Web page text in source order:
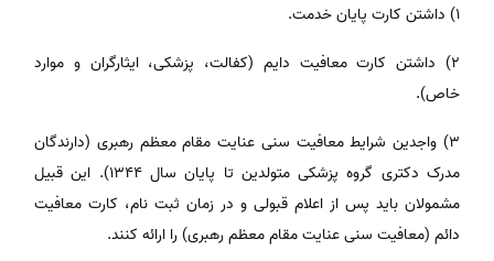
١) داشتن کارت پایان خدمت.
٢) داشتن کارت معافیت دایم (کفالت، پزشکی، ایثارگران و موارد
خاص).
٣) واجدین شرایط معافیت سنی عنایت مقام معظم رهبری (دارندگان
مدرک دکتری گروه پزشکی متولدین تا پایان سال ۱۳۴۴). این قبیل
مشمولان باید پس از اعلام قبولی و در زمان ثبت نام، کارت معافیت
دائم (معافیت سنی عنایت مقام معظم رهبری) را ارائه کنند.